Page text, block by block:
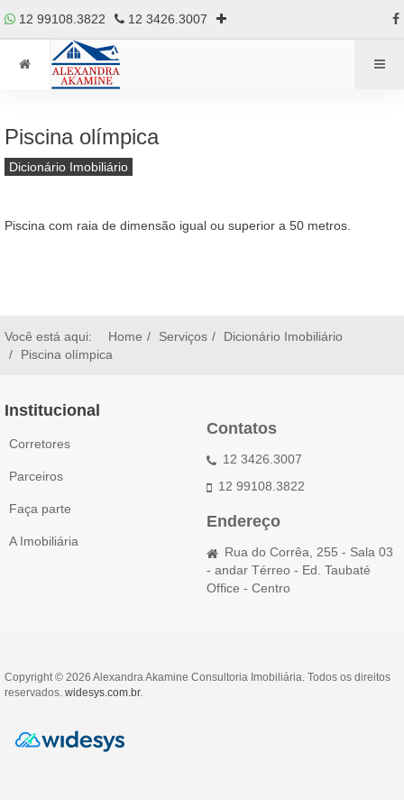
12 99108.3822 12 3426.3007
Piscina olímpica
Dicionário Imobiliário
Piscina com raia de dimensão igual ou superior a 50 metros.
Você está aqui: Home Serviços
Dicionário Imobiliário
Piscina olímpica
Institucional
Corretores
Parceiros
Faça parte
A Imobiliária
Contatos
12 3426.3007
12 99108.3822
Endereço
Rua do Corrêa, 255 - Sala 03
- andar Térreo - Ed. Taubaté
Office - Centro
Copyright © 2026 Alexandra Akamine Consultoria Imobiliária. Todos os direitos
reservados. widesys.com.br.